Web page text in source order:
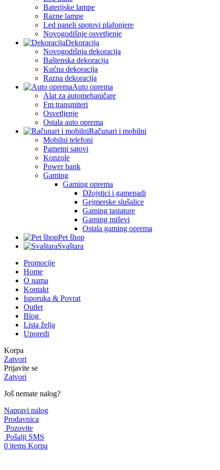
Baterijske lampe
Razne lampe
Led paneli spotovi plafonjere
Novogodišnje osvetljenje
Dekoracija
Novogodišnja dekoracija
Baštenska dekoracija
Kućna dekoracija
Razna dekoracija
Auto oprema
Alat za automehaničare
Fm transmiteri
Osvetljenje
Ostala auto oprema
Računari i mobilni
Mobilni telefoni
Pametni satovi
Konzole
Power bank
Gaming
Gaming oprema
Džojstici i gamepadi
Gejmerske slušalice
Gaming tastature
Gaming miševi
Ostala gaming oprema
Pet šhop
Svaštara
Promocije
Home
O nama
Kontakt
Isporuka & Povrat
Outlet
Blog
Lista želja
Uporedi
Korpa
Zatvori
Prijavite se
Zatvori
Još nemate nalog?
Napravi nalog
Prodavnica
Pozovite
Pošalji SMS
0 items Korpa